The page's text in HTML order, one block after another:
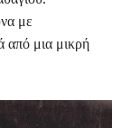
με
από μια μικρή